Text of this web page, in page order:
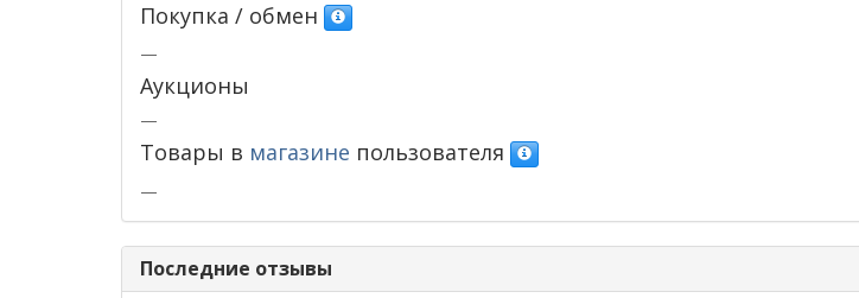
Покупка / обмен
—
Аукционы
—
Товары в магазине пользователя
—
Последние отзывы